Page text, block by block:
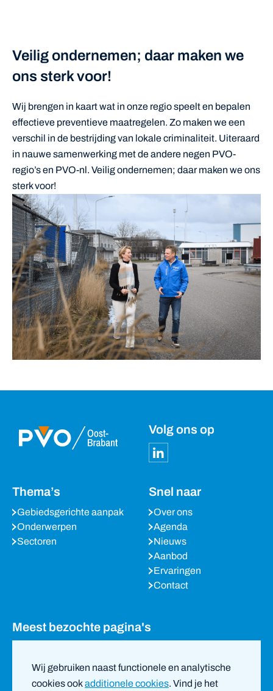
Wij gebruiken naast functionele en analytische
cookies ookadditionele cookies. Vind je het
Veilig ondernemen; daar maken we
ons sterk voor!
Wij brengen in kaart wat in onze regio speelt en bepalen
effectieve preventieve maatregelen. Zo maken we een
verschil in de bestrijding van lokale criminaliteit. Uiteraard
in nauwe samenwerking met de andere negen PVO-
regio’s en PVO-nl. Veilig ondernemen; daar maken we ons
sterk voor!
Volg ons op
Thema’s
Gebiedsgerichte aanpak
Onderwerpen
Sectoren
Snel naar
Over ons
Agenda
Nieuws
Aanbod
Ervaringen
Contact
Meest bezochte pagina's
Nieuws
Partners